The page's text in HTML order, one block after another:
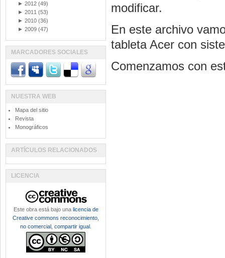
modificar.
En este archivo
tableta Acer con
Comenzamos con
► 2012 (49)
► 2011 (53)
► 2010 (36)
► 2009 (47)
MARCADORES SOCIALES
NUESTRA WEB
Mapa del sitio
Revista
Monográficos
ARTÍCULOS RELACIONADOS
LICENCIA
Este obra está bajo una licencia de
Creative commons reconocimiento,
no comercial, compartir igual